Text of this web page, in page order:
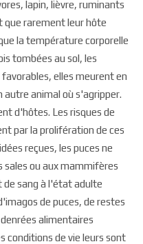
lapin, lièvre, ruminants
que rarement leur hôte
la température corporelle
tombées au sol, les
elles meurent en
autre animal où s'agripper.
d'hôtes. Les risques de
par la prolifération de ces
reçues, les puces ne
sales ou aux mammifères
de sang à l'état adulte
de puces, de restes
alimentaires
conditions de vie leurs sont